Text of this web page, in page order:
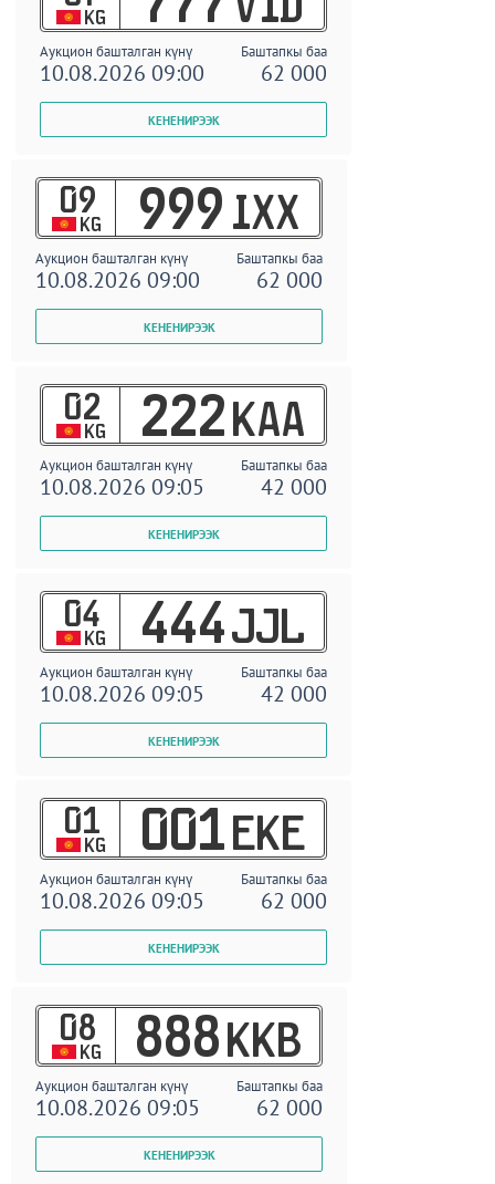
KG
Аукцион башталган күнү Баштапкы баа
10.08.2026 09:00 62 000
09
KG 999 IXX
Аукцион башталган күнү Баштапкы баа
10.08.2026 09:00 62 000
02
KG 222 KAA
Аукцион башталган күнү Баштапкы баа
10.08.2026 09:05 42 000
04
KG 444 JJL
Аукцион башталган күнү Баштапкы баа
10.08.2026 09:05 42 000
01
KG 001 EKE
Аукцион башталган күнү Баштапкы баа
10.08.2026 09:05 62 000
08
KG 888 KKB
Аукцион башталган күнү Баштапкы баа
10.08.2026 09:05 62 000